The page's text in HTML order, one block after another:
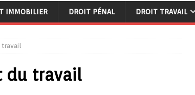
IMMOBILIER DROIT PÉNAL DROIT TRAVAIL
travail
du travail